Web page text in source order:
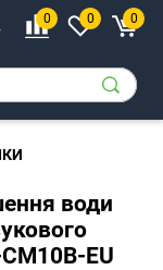
0 0 0
води
EU